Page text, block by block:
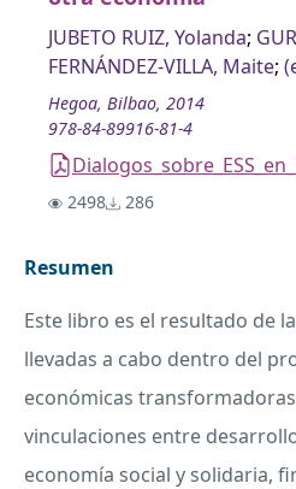
JUBETO RUIZ, Yolanda;
FERNÁNDEZ-VILLA, Maite;
Hegoa, Bilbao, 2014
978-84-89916-81-4
2498 286
Resumen
Este libro es el resultado de
llevadas a cabo dentro del
económicas
vinculaciones entre
economía social y solidaria,